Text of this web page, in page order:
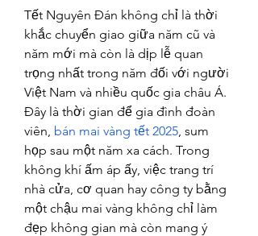
Tết Nguyên Đán không chỉ là thời
khắc chuyển giao giữa năm cũ và
năm mới mà còn là dịp lễ quan
trọng nhất trong năm đối với người
Việt Nam và nhiều quốc gia châu Á.
Đây là thời gian để gia đình đoàn
viên, bán mai vàng tết 2025, sum
họp sau một năm xa cách. Trong
không khí ấm áp ấy, việc trang trí
nhà cửa, cơ quan hay công ty bằng
một chậu mai vàng không chỉ làm
đẹp không gian mà còn mang ý